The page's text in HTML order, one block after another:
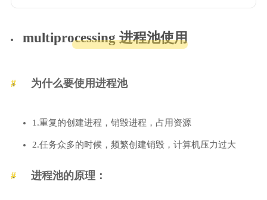
multiprocessing 进程池使用
为什么要使用进程池
1.重复的创建进程，销毁进程，占用资源
2.任务众多的时候，频繁创建销毁，计算机压力过大
进程池的原理：